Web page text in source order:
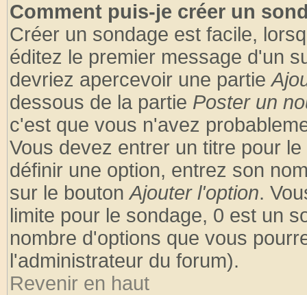
Comment puis-je créer un
Créer un sondage est facile,
éditez le premier message d'un
devriez apercevoir une partie
dessous de la partie Poster un
c'est que vous n'avez
Vous devez entrer un titre pour
définir une option, entrez son
sur le boutonAjouter l'option.
limite pour le sondage, 0 est un
nombre d'options que vous
l'administrateur du forum).
Revenir en haut